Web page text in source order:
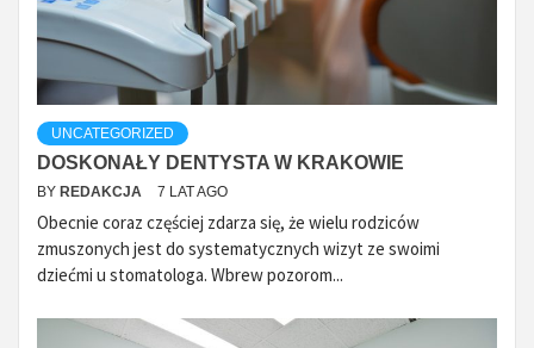
UNCATEGORIZED
DOSKONAŁY DENTYSTA W KRAKOWIE
BY REDAKCJA 7 LAT AGO
Obecnie coraz częściej zdarza się, że wielu rodziców
zmuszonych jest do systematycznych wizyt ze swoimi
dziećmi u stomatologa. Wbrew pozorom...